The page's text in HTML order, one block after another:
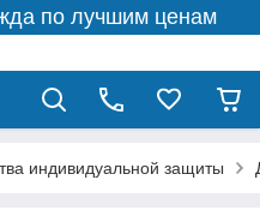
по лучшим ценам
индивидуальной защиты